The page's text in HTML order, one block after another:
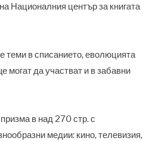
Националния център за книгата
теми в списанието, еволюцията
могат да участват и в забавни
в над 270 стр. с
медии: кино, телевизия,